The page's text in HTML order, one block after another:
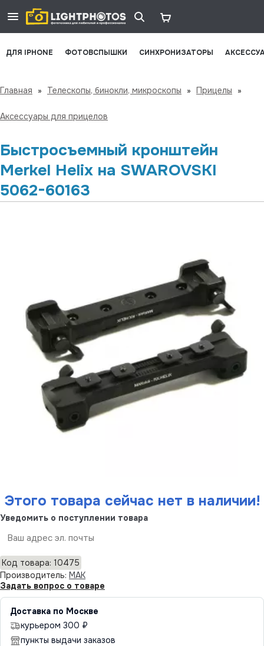
ДЛЯ IPHONE ФОТОВСПЫШКИ СИНХРОНИЗАТОРЫ
Главная » Телескопы, бинокли, микроскопы » Прицелы »
Аксессуары для прицелов
Быстросъемный кронштейн
Merkel Helix на SWAROVSKI
5062-60163
Этого товара сейчас нет в наличии!
Уведомить о поступлении товара
Код товара: 10475
Производитель: MAK
Задать вопрос о товаре
Доставка по Москве
курьером 300 ₽
пункты выдачи заказов